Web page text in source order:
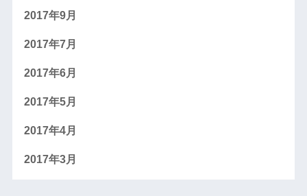
2017年9月
2017年7月
2017年6月
2017年5月
2017年4月
2017年3月